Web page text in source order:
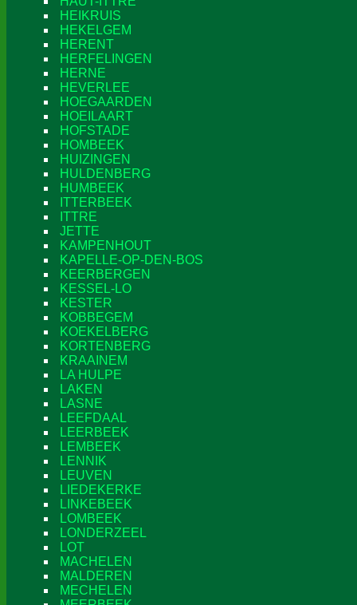
HEIKRUIS
HEKELGEM
HERENT
HERFELINGEN
HERNE
HEVERLEE
HOEGAARDEN
HOEILAART
HOFSTADE
HOMBEEK
HUIZINGEN
HULDENBERG
HUMBEEK
ITTERBEEK
ITTRE
JETTE
KAMPENHOUT
KAPELLE-OP-DEN-BOS
KEERBERGEN
KESSEL-LO
KESTER
KOBBEGEM
KOEKELBERG
KORTENBERG
KRAAINEM
LA HULPE
LAKEN
LASNE
LEEFDAAL
LEERBEEK
LEMBEEK
LENNIK
LEUVEN
LIEDEKERKE
LINKEBEEK
LOMBEEK
LONDERZEEL
LOT
MACHELEN
MALDEREN
MECHELEN